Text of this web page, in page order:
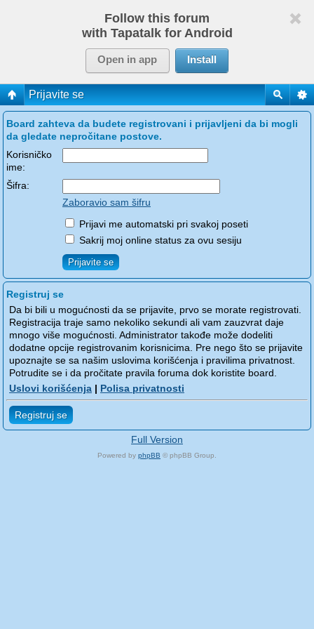
Follow this forum
with Tapatalk for Android
Open in app Install
Prijavite se
Board zahteva da budete registrovani i prijavljeni da bi mogli
da gledate nepročitane postove.
Korisničko
ime:
Šifra:
Zaboravio sam šifru
Prijavi me automatski pri svakoj poseti
Sakrij moj online status za ovu sesiju
Registruj se
Da bi bili u mogućnosti da se prijavite, prvo se morate registrovati.
Registracija traje samo nekoliko sekundi ali vam zauzvrat daje
mnogo više mogućnosti. Administrator takođe može dodeliti
dodatne opcije registrovanim korisnicima. Pre nego što se prijavite
upoznajte se sa našim uslovima korišćenja i pravilima privatnost.
Potrudite se i da pročitate pravila foruma dok koristite board.
Uslovi korišćenja | Polisa privatnosti
Registruj se
Full Version
Powered by phpBB © phpBB Group.